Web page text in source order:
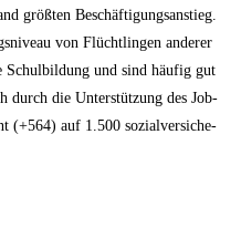
größ­ten Beschäf­ti­gungs­an­stieg.
von Flücht­lin­gen ande­rer
Schul­bil­dung und sind häu­fig gut
durch die Unter­stüt­zung des Job­
(+564) auf 1.500 sozi­al­ver­si­che­